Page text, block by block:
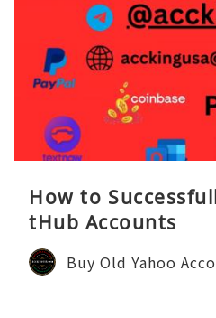
How to
tHub Accounts
Buy Old Yahoo